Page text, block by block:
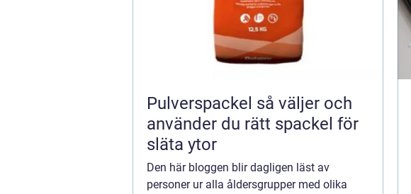
Pulverspackel så väljer och
använder du rätt spackel för
släta ytor
Den här bloggen blir dagligen läst av
personer ur alla åldersgrupper med olika